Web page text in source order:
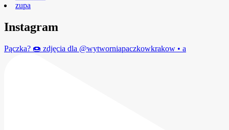
zupa
Instagram
Pączka? 🍩 zdjęcia dla @wytworniapaczkowkrakow • a